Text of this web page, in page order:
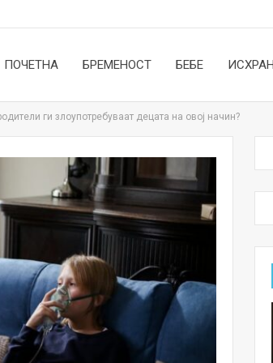
ПОЧЕТНА БРЕМЕНОСТ БЕБЕ
ги злоупотребуваат децата на овој начин?